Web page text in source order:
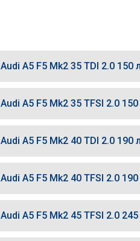
Audi A5 F5 Mk2 35 TDI 2.0 150
Audi A5 F5 Mk2 35 TFSI 2.0
Audi A5 F5 Mk2 40 TDI 2.0 190
Audi A5 F5 Mk2 40 TFSI 2.0
Audi A5 F5 Mk2 45 TFSI 2.0